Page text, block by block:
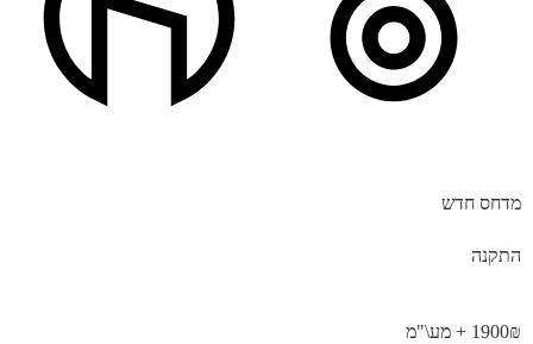
מדחס חדש
התקנה
1900₪ + מע\"מ